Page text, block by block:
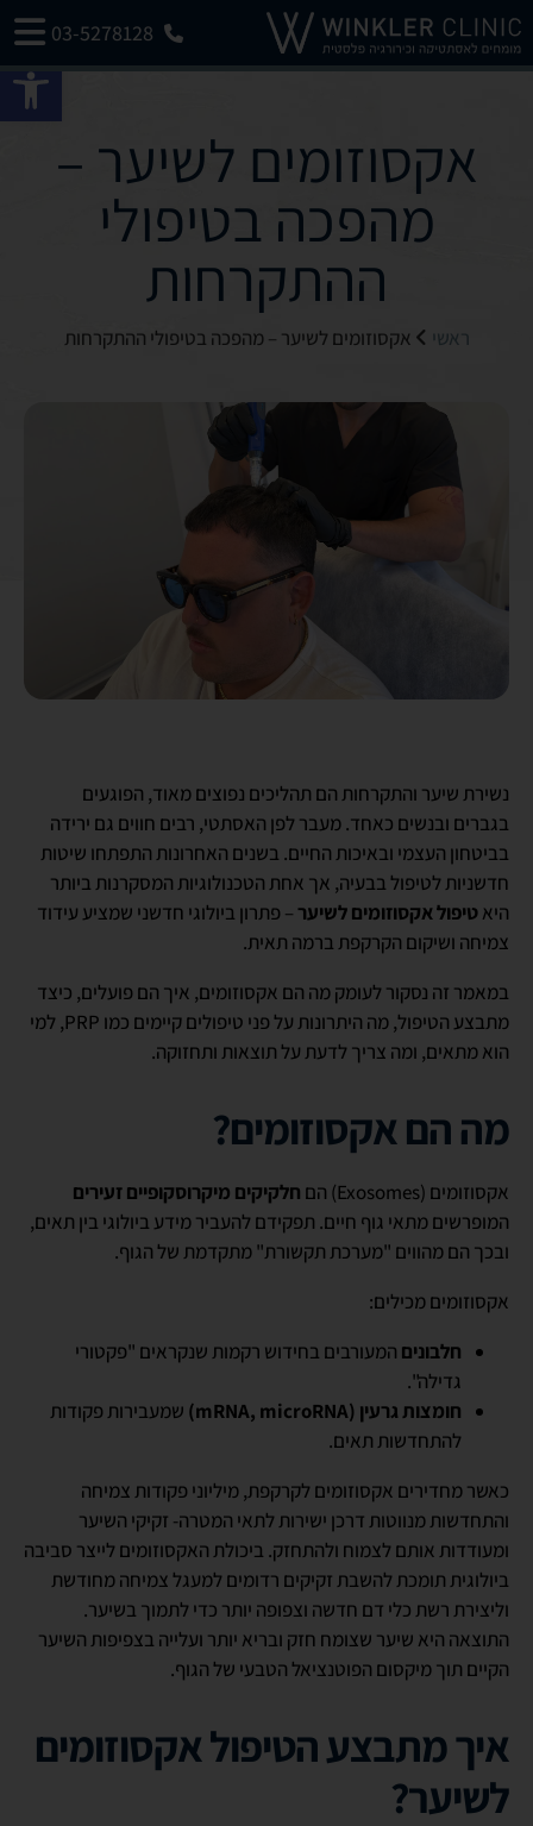
03-5278128
אקסוזומים לשיער –
מהפכה בטיפולי
ההתקרחות
ראשי אקסוזומים לשיער – מהפכה בטיפולי ההתקרחות
נשירת שיער והתקרחות הם תהליכים נפוצים מאוד, הפוגעים
בגברים ובנשים כאחד. מעבר לפן האסתטי, רבים חווים גם ירידה
בביטחון העצמי ובאיכות החיים. בשנים האחרונות התפתחו שיטות
חדשניות לטיפול בבעיה, אך אחת הטכנולוגיות המסקרנות ביותר
היאטיפול אקסוזומים לשיער– פתרון ביולוגי חדשני שמציע עידוד
צמיחה ושיקום הקרקפת ברמה תאית.
במאמר זה נסקור לעומק מה הם אקסוזומים, איך הם פועלים, כיצד
מתבצע הטיפול, מה היתרונות על פני טיפולים קיימים כמו PRP, למי
הוא מתאים, ומה צריך לדעת על תוצאות ותחזוקה.
מה הם אקסוזומים?
אקסוזומים (Exosomes) הם
חלקיקים מיקרוסקופיים זעירים
המופרשים מתאי גוף חיים. תפקידם להעביר מידע ביולוגי בין תאים,
ובכך הם מהווים "מערכת תקשורת" מתקדמת של הגוף.
אקסוזומים מכילים:
חלבונים המעורבים בחידוש רקמות שנקראים "פקטורי
גדילה".
חומצות גרעין (mRNA, microRNA)
שמעבירות פקודות
להתחדשות תאים.
כאשר מחדירים אקסוזומים לקרקפת, מיליוני פקודות צמיחה
והתחדשות מנווטות דרכן ישירות לתאי המטרה- זקיקי השיער
ומעודדות אותם לצמוח ולהתחזק. ביכולת האקסוזומים לייצר סביבה
ביולוגית תומכת להשבת זקיקים רדומים למעגל צמיחה מחודשת
וליצירת רשת כלי דם חדשה וצפופה יותר כדי לתמוך בשיער.
התוצאה היא שיער שצומח חזק ובריא יותר ועלייה בצפיפות השיער
הקיים תוך מיקסום הפוטנציאל הטבעי של הגוף.
איך מתבצע הטיפול אקסוזומים
לשיער?